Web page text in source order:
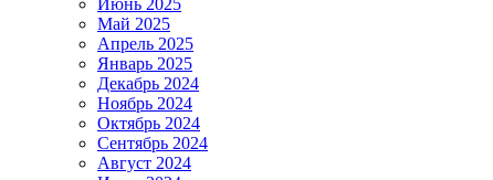
Май 2025
Апрель 2025
Январь 2025
Декабрь 2024
Ноябрь 2024
Октябрь 2024
Сентябрь 2024
Август 2024